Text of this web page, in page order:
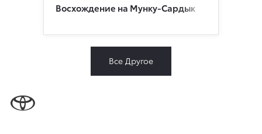
Восхождение на Мунку-Сардык
Все Другое